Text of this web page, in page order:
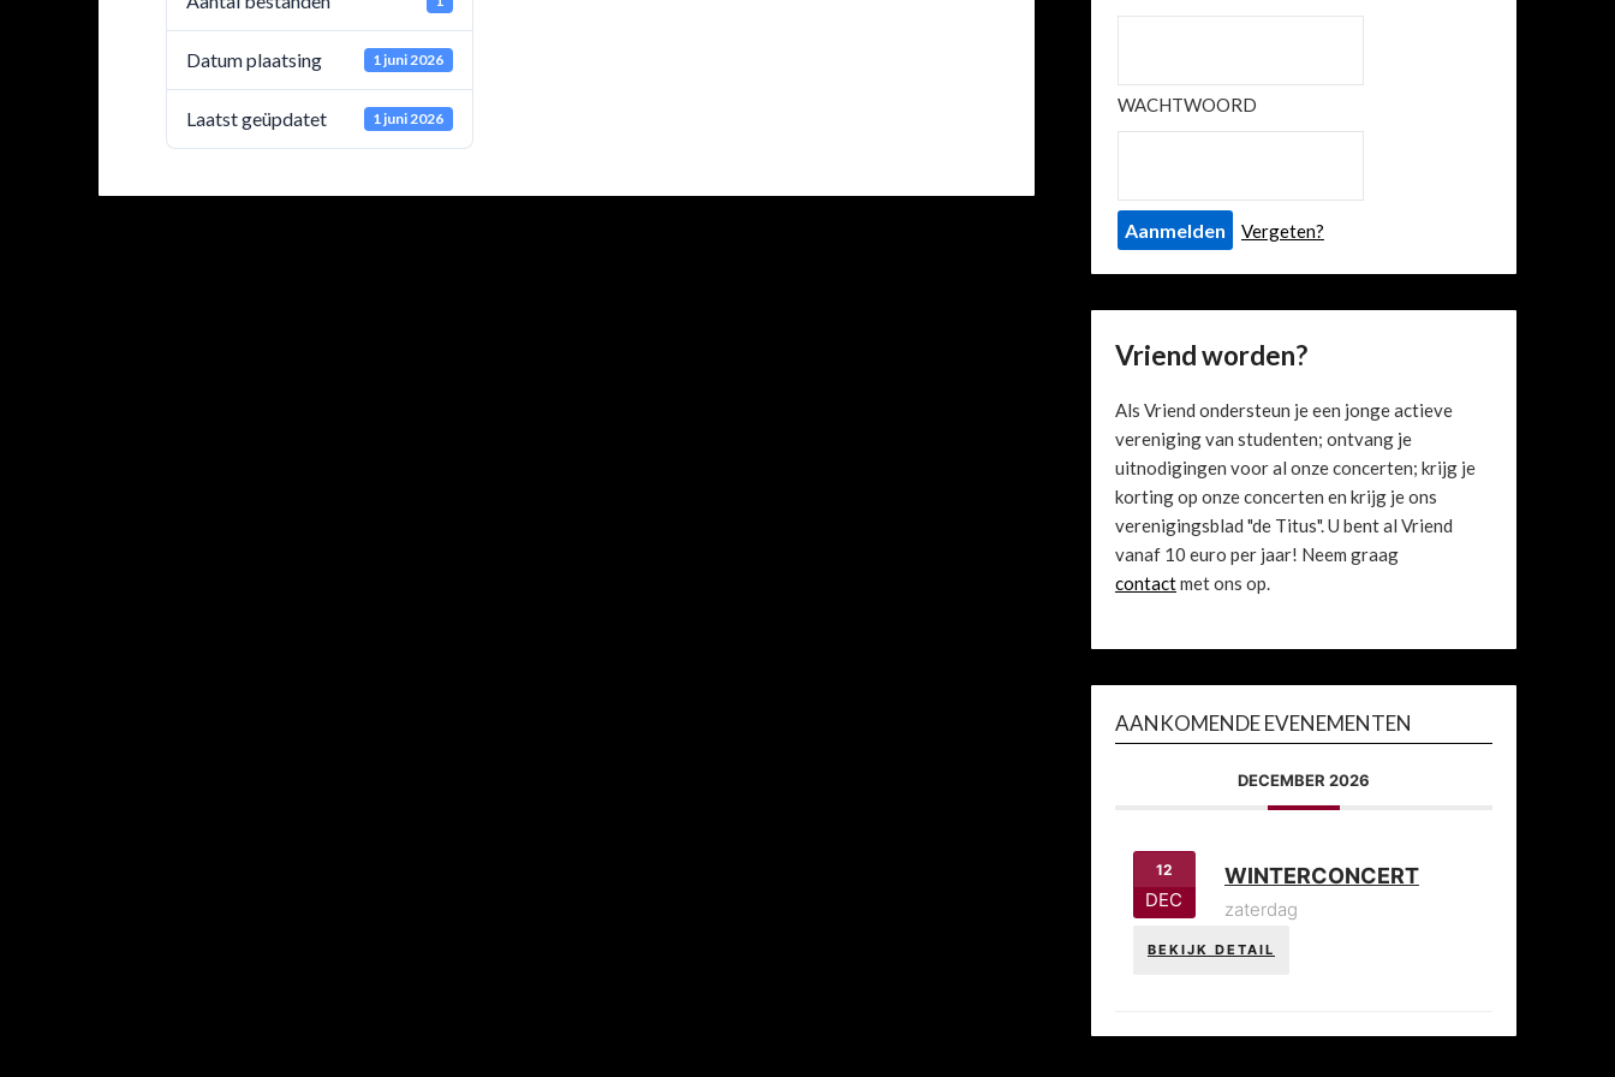
Datum plaatsing 1 juni 2026
Laatst geüpdatet 1 juni 2026
WACHTWOORD
Vergeten?
Vriend worden?
Als Vriend ondersteun je een jonge actieve
vereniging van studenten; ontvang je
uitnodigingen voor al onze concerten; krijg je
korting op onze concerten en krijg je ons
verenigingsblad "de Titus". U bent al Vriend
vanaf 10 euro per jaar! Neem graag
contactmet ons op.
AANKOMENDE EVENEMENTEN
DECEMBER 2026
12
DEC
WINTERCONCERT
zaterdag
BEKIJK DETAIL